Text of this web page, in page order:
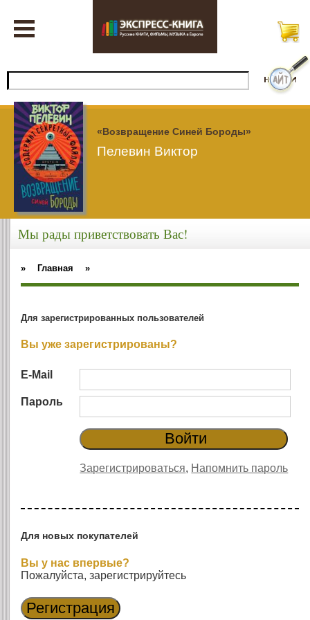
«Возвращение Синей Бороды»
Пелевин Виктор
Мы рады приветствовать Вас!
» Главная »
Для зарегистрированных пользователей
Вы уже зарегистрированы?
E-Mail
Пароль
Зарегистрироваться, Напомнить пароль
Для новых покупателей
Вы у нас впервые?
Пожалуйста, зарегистрируйтесь